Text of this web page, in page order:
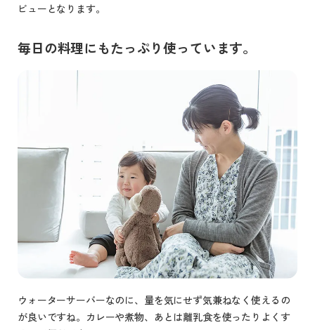
ビューとなります。
毎日の料理にもたっぷり使っています。
ウォーターサーバーなのに、量を気にせず気兼ねなく使えるの
が良いですね。カレーや煮物、あとは離乳食を使ったりよくす